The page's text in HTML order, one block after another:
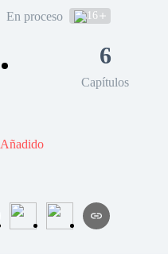
En proceso 16
6
Capítulos
Añadido